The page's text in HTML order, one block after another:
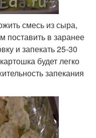
смесь из сыра,
поставить в заранее
и запекать 25-30
будет легко
запекания